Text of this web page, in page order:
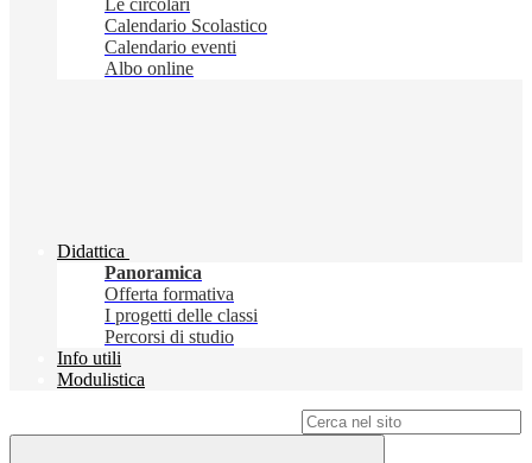
Le circolari
Calendario Scolastico
Calendario eventi
Albo online
Didattica
Panoramica
Offerta formativa
I progetti delle classi
Percorsi di studio
Info utili
Modulistica